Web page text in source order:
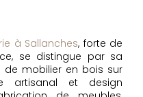
à Sallanches, forte de
se distingue par sa
mobilier en bois sur
artisanal et design